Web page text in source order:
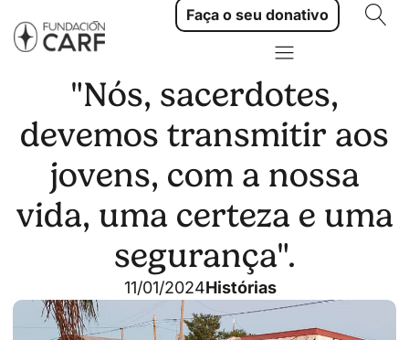
Faça o seu donativo
"Nós, sacerdotes,
devemos transmitir aos
jovens, com a nossa
vida, uma certeza e uma
segurança".
11/01/2024Histórias